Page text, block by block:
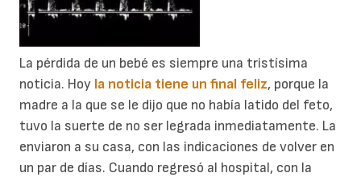
La pérdida de un bebé es siempre una tristísima
noticia. Hoy la noticia tiene un final feliz, porque la
madre a la que se le dijo que no había latido del feto,
tuvo la suerte de no ser legrada inmediatamente. La
enviaron a su casa, con las indicaciones de volver en
un par de días. Cuando regresó al hospital, con la